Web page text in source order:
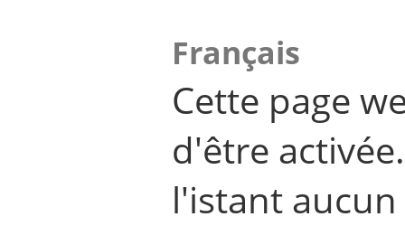
Français
Cette page
d'être
l'istant